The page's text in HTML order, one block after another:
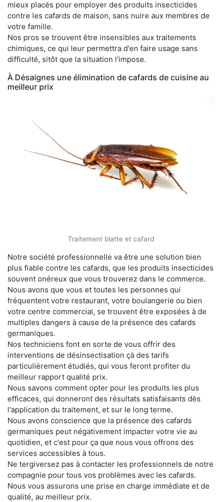
mieux placés pour employer des produits insecticides
contre les cafards de maison, sans nuire aux membres de
votre famille.
Nos pros se trouvent être insensibles aux traitements
chimiques, ce qui leur permettra d'en faire usage sans
difficulté, sitôt que la situation l'impose.
À Désaignes une élimination de cafards de cuisine au
meilleur prix
Traitement blatte et cafard
Notre société professionnelle va être une solution bien
plus fiable contre les cafards, que les produits insecticides
souvent onéreux que vous trouverez dans le commerce.
Nous avons que vous et toutes les personnes qui
fréquentent votre restaurant, votre boulangerie ou bien
votre centre commercial, se trouvent être exposées à de
multiples dangers à cause de la présence des cafards
germaniques.
Nos techniciens font en sorte de vous offrir des
interventions de désinsectisation çà des tarifs
particulièrement étudiés, qui vous feront profiter du
meilleur rapport qualité prix.
Nous savons comment opter pour les produits les plus
efficaces, qui donneront des résultats satisfaisants dès
l'application du traitement, et sur le long terme.
Nous avons conscience que la présence des cafards
germaniques peut négativement impacter votre vie au
quotidien, et c'est pour ça que nous vous offrons des
services accessibles à tous.
Ne tergiversez pas à contacter les professionnels de notre
compagnie pour tous vos problèmes avec les cafards.
Nous vous assurons une prise en charge immédiate et de
qualité, au meilleur prix.